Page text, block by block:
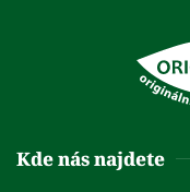
Kde nás najdete